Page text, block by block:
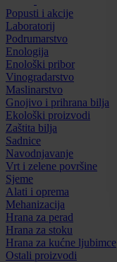
Popusti i akcije
Laboratorij
Podrumarstvo
Enologija
Enološki pribor
Vinogradarstvo
Maslinarstvo
Gnojivo i prihrana bilja
Ekološki proizvodi
Zaštita bilja
Sadnice
Navodnjavanje
Vrt i zelene površine
Sjeme
Alati i oprema
Mehanizacija
Hrana za perad
Hrana za stoku
Hrana za kućne ljubimce
Ostali proizvodi